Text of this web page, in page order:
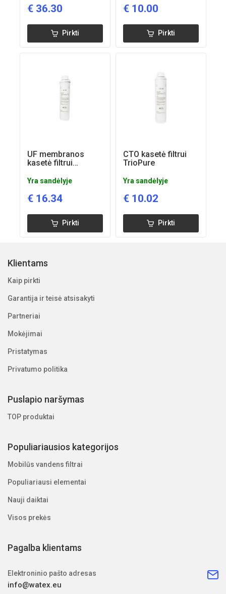
Kanalizacijos prijungimas: nereikalingas
Rekomenduojamas kasečių keitimas: kas 6–12 mėnesių
€ 36.30
Pirkti
€ 10.00
Pirkti
UF membranos
kasetė filtrui
Yra sandėlyje
€ 16.34
Pirkti
CTO kasetė filtrui
TrioPure
Yra sandėlyje
€ 10.02
Pirkti
Klientams
Kaip pirkti
Garantija ir teisė atsisakyti
Partneriai
Mokėjimai
Pristatymas
Privatumo politika
Puslapio naršymas
TOP produktai
Populiariausios kategorijos
Mobilūs vandens filtrai
Populiariausi elementai
Nauji daiktai
Visos prekės
Pagalba klientams
Elektroninio pašto adresas
info@watex.eu